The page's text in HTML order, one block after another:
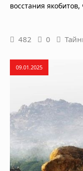
восстания
482 0
09.01.2025